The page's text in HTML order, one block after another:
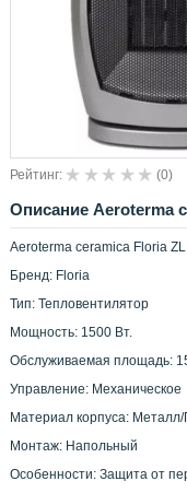
Рейтинг: (0)
Описание Aeroterma
Aeroterma ceramica Floria
Бренд: Floria
Тип: Тепловентилятор
Мощность: 1500 Вт.
Обслуживаемая площадь:
Управление: Механическое
Материал корпуса: Металл/
Монтаж: Напольный
Особенности: Защита от